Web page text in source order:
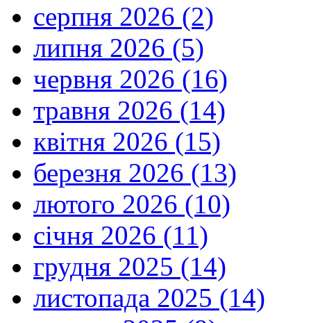
серпня 2026 (2)
липня 2026 (5)
червня 2026 (16)
травня 2026 (14)
квітня 2026 (15)
березня 2026 (13)
лютого 2026 (10)
січня 2026 (11)
грудня 2025 (14)
листопада 2025 (14)